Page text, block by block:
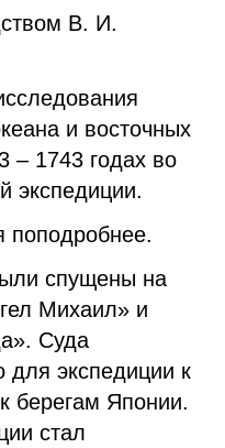
В. И.
и восточных
– 1743 годах во
экспедиции.
поподробнее.
спущены на
Михаил» и
Суда
для экспедиции к
берегам Японии.
стал